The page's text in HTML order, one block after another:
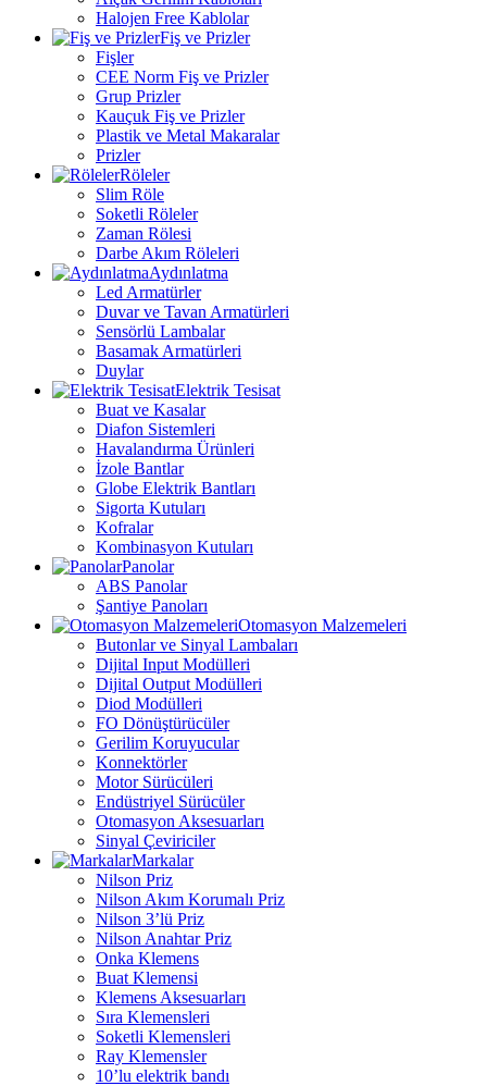
Halojen Free Kablolar
Fiş ve Prizler
Fişler
CEE Norm Fiş ve Prizler
Grup Prizler
Kauçuk Fiş ve Prizler
Plastik ve Metal Makaralar
Prizler
Röleler
Slim Röle
Soketli Röleler
Zaman Rölesi
Darbe Akım Röleleri
Aydınlatma
Led Armatürler
Duvar ve Tavan Armatürleri
Sensörlü Lambalar
Basamak Armatürleri
Duylar
Elektrik Tesisat
Buat ve Kasalar
Diafon Sistemleri
Havalandırma Ürünleri
İzole Bantlar
Globe Elektrik Bantları
Sigorta Kutuları
Kofralar
Kombinasyon Kutuları
Panolar
ABS Panolar
Şantiye Panoları
Otomasyon Malzemeleri
Butonlar ve Sinyal Lambaları
Dijital Input Modülleri
Dijital Output Modülleri
Diod Modülleri
FO Dönüştürücüler
Gerilim Koruyucular
Konnektörler
Motor Sürücüleri
Endüstriyel Sürücüler
Otomasyon Aksesuarları
Sinyal Çeviriciler
Markalar
Nilson Priz
Nilson Akım Korumalı Priz
Nilson 3’lü Priz
Nilson Anahtar Priz
Onka Klemens
Buat Klemensi
Klemens Aksesuarları
Sıra Klemensleri
Soketli Klemensleri
Ray Klemensler
10’lu elektrik bandı